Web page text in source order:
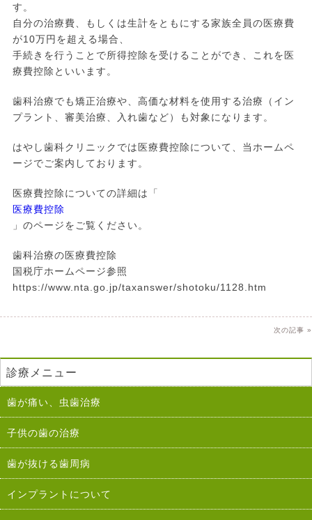
す。
自分の治療費、もしくは生計をともにする家族全員の医療費
が10万円を超える場合、
手続きを行うことで所得控除を受けることができ、これを医
療費控除といいます。
歯科治療でも矯正治療や、高価な材料を使用する治療（イン
プラント、審美治療、入れ歯など）も対象になります。
はやし歯科クリニックでは医療費控除について、当ホームペ
ージでご案内しております。
医療費控除についての詳細は「
医療費控除
」のページをご覧ください。
歯科治療の医療費控除
国税庁ホームページ参照
https://www.nta.go.jp/taxanswer/shotoku/1128.htm
次の記事 »
診療メニュー
歯が痛い、虫歯治療
子供の歯の治療
歯が抜ける歯周病
インプラントについて